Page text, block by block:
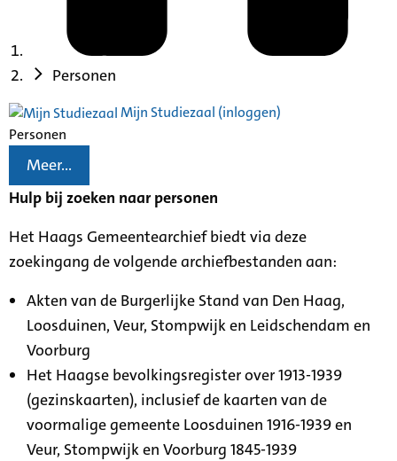
Personen
Mijn Studiezaal (inloggen)
Personen
Meer...
Hulp bij zoeken naar personen
Het Haags Gemeentearchief biedt via deze
zoekingang de volgende archiefbestanden aan:
Akten van de Burgerlijke Stand van Den Haag,
Loosduinen, Veur, Stompwijk en Leidschendam en
Voorburg
Het Haagse bevolkingsregister over 1913-1939
(gezinskaarten), inclusief de kaarten van de
voormalige gemeente Loosduinen 1916-1939 en
Veur, Stompwijk en Voorburg 1845-1939